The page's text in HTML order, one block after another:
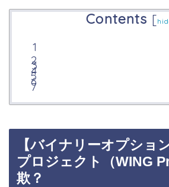
Contents [
【バイナリーオプショ
プロジェクト（WING
欺？